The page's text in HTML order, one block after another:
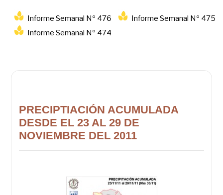
Informe Semanal Nº 476
Informe Semanal Nº 475
Informe Semanal Nº 474
PRECIPTIACIÓN ACUMULADA
DESDE EL 23 AL 29 DE
NOVIEMBRE DEL 2011